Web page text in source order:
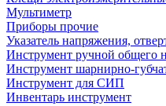
Мультиметр
Приборы прочие
Указатель напряжения,
Инструмент ручной общего
Инструмент шарнирно-
Инструмент для СИП
Инвентарь инструмент